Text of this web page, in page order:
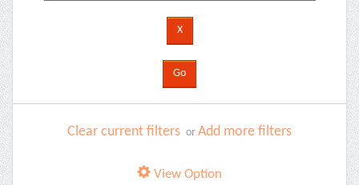
Clear current filters or Add more filters
View Option